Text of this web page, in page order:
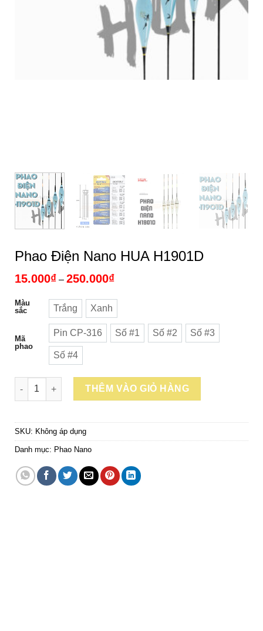
Phao Điện Nano HUA H1901D
15.000₫ – 250.000₫Khoảng
250.000₫
Màu
sắc
Trắng
Trắng Xanh
Xanh
Mã
phao
Pin CP-316
Pin CP-316Số #1
Số #1 Số #2
Số #2 Số #3
Số #3
Số #4
Số #4
Số lượng
THÊM VÀO GIỎ HÀNG
SKU: Không áp dụng
Danh mục: Phao Nano